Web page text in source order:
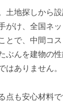
土地探しから
がけ、全国ネ
とで、中間コ
ぶんを建物の
はありません。
点も安心材料